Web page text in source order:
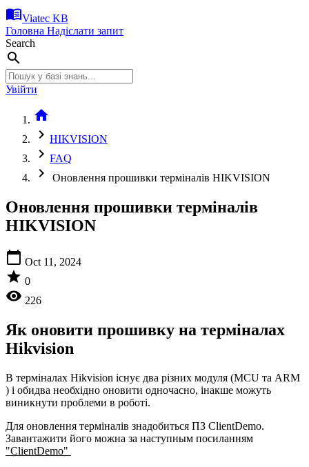
menu_bookViatec KB
Головна Надіслати запит
Search
search
Увійти
home
chevron_right HIKVISION
chevron_right FAQ
chevron_right Оновлення прошивки терміналів HIKVISION
Оновлення прошивки терміналів
HIKVISION
calendar_today Oct 11, 2024
star 0
visibility 226
Як оновити прошивку на терміналах
Hikvision
В терміналах Hikvision існує два різних модуля (MCU та ARM
) і обидва необхідно оновити одночасно, інакше можуть
виникнути проблеми в роботі.
Для оновлення терміналів знадобиться ПЗ ClientDemo.
Завантажити його можна за наступным посиланням
"ClientDemo"